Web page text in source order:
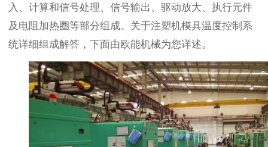
入、计算和信号处理、信号输出、驱动放大、执行元件
及电阻加热圈等部分组成。关于注塑机模具温度控制系
统详细组成解答，下面由欧能机械为您详述。